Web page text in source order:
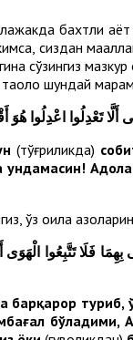
бахтли
сиздан
сўзингиз
шундай
تَعْدِلُوا اعْدِلُوا هُوَ
(тўғриликда)
ундамасин!
ўз оила
فَلَا تَتَّبِعُوا
туриб,
бўладими,